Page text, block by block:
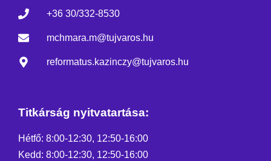
+36 30/332-8530
mchmara.m@tujvaros.hu
reformatus.kazinczy@tujvaros.hu
Titkárság nyitvatartása:
Hétfő: 8:00-12:30, 12:50-16:00
Kedd: 8:00-12:30, 12:50-16:00